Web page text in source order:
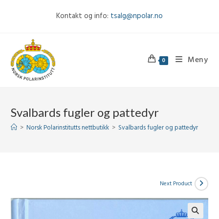
Kontakt og info: tsalg@npolar.no
0 Meny
Svalbards fugler og pattedyr
> Norsk Polarinstitutts nettbutikk > Svalbards fugler og pattedyr
Next Product